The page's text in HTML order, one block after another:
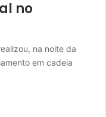
no
na noite da
em cadeia